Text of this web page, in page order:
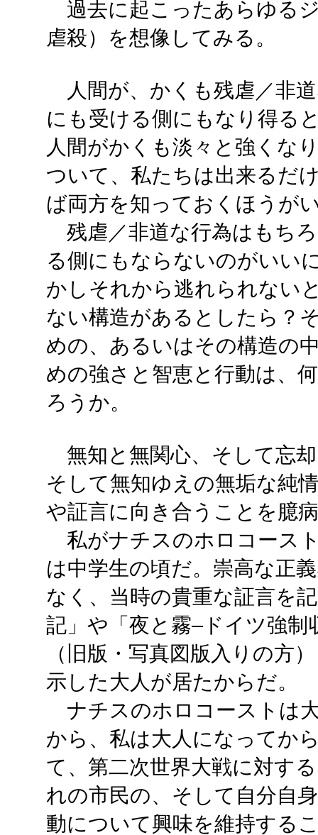
過去に起こったあらゆる
虐殺）を想像してみる。
人間が、かくも残虐／非
にも受ける側にもなり得る
人間がかくも淡々と強くな
ついて、私たちは出来るだ
ば両方を知っておくほうが
残虐／非道な行為はもち
る側にもならないのがいい
かしそれから逃れられない
ない構造があるとしたら？
めの、あるいはその構造の
めの強さと智恵と行動は、
ろうか。
無知と無関心、そして忘
そして無知ゆえの無垢な純
や証言に向き合うことを臆
私がナチスのホロコース
は中学生の頃だ。崇高な正
なく、当時の貴重な証言を
記」や「夜と霧–ドイツ強制
（旧版・写真図版入りの方
示した大人が居たからだ。
ナチスのホロコーストは
から、私は大人になってか
て、第二次世界大戦に対す
れの市民の、そして自分自
動について興味を維持する